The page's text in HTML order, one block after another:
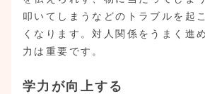
叩いてしまうなどのトラブルを起
くなります。対人関係をうまく進
力は重要です。
学力が向上する